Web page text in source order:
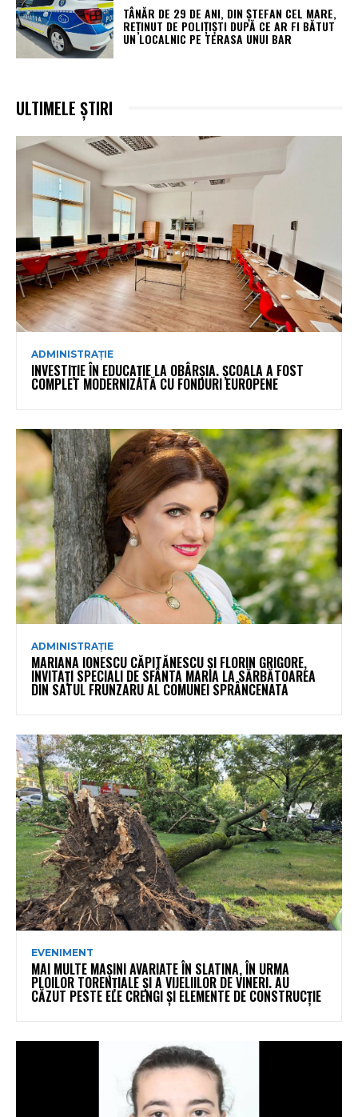
TÂNĂR DE 29 DE ANI, DIN ȘTEFAN CEL MARE,
REȚINUT DE POLIȚIȘTI DUPĂ CE AR FI BĂTUT
UN LOCALNIC PE TERASA UNUI BAR
ULTIMELE ȘTIRI
ADMINISTRAȚIE
INVESTIȚIE ÎN EDUCAȚIE LA OBÂRȘIA. ȘCOALA A FOST
COMPLET MODERNIZATĂ CU FONDURI EUROPENE
ADMINISTRAȚIE
MARIANA IONESCU CĂPITĂNESCU ȘI FLORIN GRIGORE,
INVITAȚI SPECIALI DE SFÂNTA MARIA LA SĂRBĂTOAREA
DIN SATUL FRUNZARU AL COMUNEI SPRÂNCENATA
EVENIMENT
MAI MULTE MAȘINI AVARIATE ÎN SLATINA, ÎN URMA
PLOILOR TORENȚIALE ȘI A VIJELIILOR DE VINERI. AU
CĂZUT PESTE ELE CRENGI ȘI ELEMENTE DE CONSTRUCȚIE